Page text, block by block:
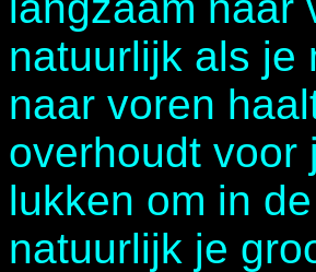
natuurlijk als je
naar voren
overhoudt voor
lukken om in
natuurlijk je